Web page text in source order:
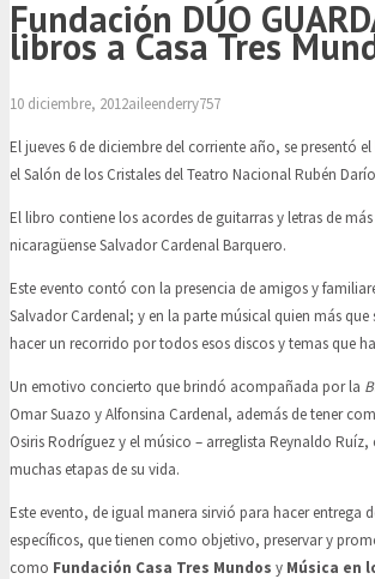
Fundación DÚO
libros a Casa Tres
10 diciembre, 2012aileenderry757
El jueves 6 de diciembre del corriente año, se presentó
el Salón de los Cristales del Teatro Nacional Rubén
El libro contiene los acordes de guitarras y letras de
nicaragüense Salvador Cardenal Barquero.
Este evento contó con la presencia de amigos y
Salvador Cardenal; y en la parte músical quien más
hacer un recorrido por todos esos discos y temas que
Un emotivo concierto que brindó acompañada por la
Omar Suazo y Alfonsina Cardenal, además de tener
Osiris Rodríguez y el músico – arreglista Reynaldo
muchas etapas de su vida.
Este evento, de igual manera sirvió para hacer entrega
específicos, que tienen como objetivo, preservar y
como Fundación Casa Tres Mundos y Música en